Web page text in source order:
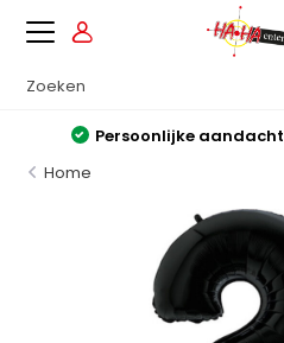
Persoonlijke aandacht
Home